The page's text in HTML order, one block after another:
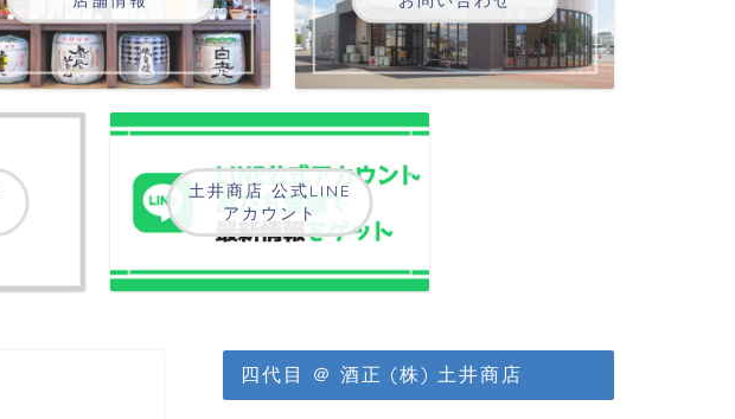
土井商店 公式LINE
アカウント
四代目 ＠ 酒正 (株) 土井商店